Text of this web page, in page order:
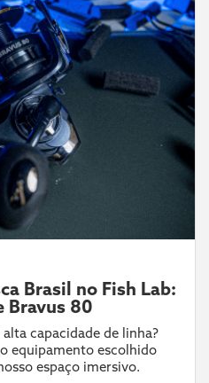
Brasil no Fish Lab:
Bravus 80
capacidade de linha?
equipamento escolhido
espaço imersivo.